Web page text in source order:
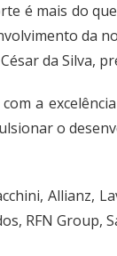
é mais do
da
da Silva,
a
o
Allianz,
RFN